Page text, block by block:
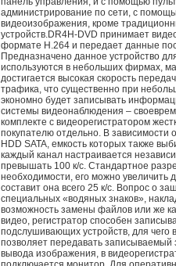
администрирование по сети, с
видеоизображения, кроме
устройств.DR4H-DVD принимает
формате H.264 и передает данные
Предназначено данное устройство
используются в небольших фирмах,
достигается высокая скорость
трафика, что существенно при
экономно будет записывать
системы видеонаблюдения –
комплекте с видеорегистратором
покупателю отдельно. В зависимости
HDD SATA, емкость которых также
каждый канал настраивается
превышать 100 к/с. Стандартное
необходимости, его можно увеличить
составит она всего 25 к/с. Вопрос о
специальных «водяных знаков»,
возможность замены файлов или же
видео, регистратор способен
подслушивающих устройств, для
позволяет передавать записываемый
вывода изображения, в